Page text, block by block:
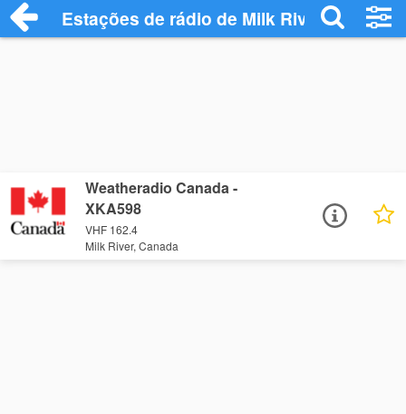
Estações de rádio de Milk River - Ouça
Weatheradio Canada -
XKA598
VHF 162.4
Milk River, Canada